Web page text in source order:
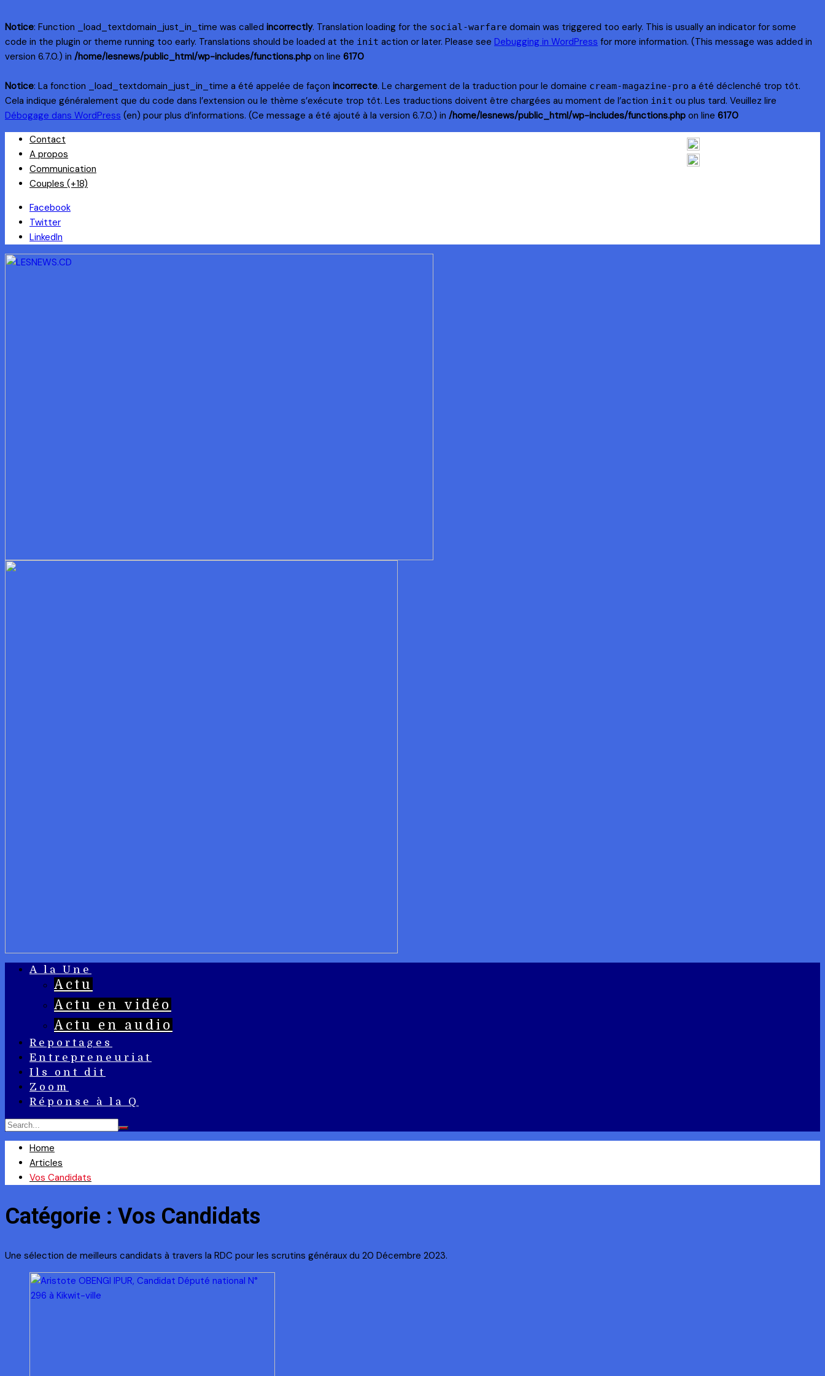
Notice: Function _load_textdomain_just_in_time was called incorrectly. Translation loading for the social-warfare domain was triggered too early. This is usually an indicator for some
code in the plugin or theme running too early. Translations should be loaded at the init action or later. Please see Debugging in WordPress for more information. (This message was added in
version 6.7.0.) in /home/lesnews/public_html/wp-includes/functions.php on line 6170
Notice: La fonction _load_textdomain_just_in_time a été appelée de façon incorrecte. Le chargement de la traduction pour le domaine cream-magazine-pro a été déclenché trop tôt.
Cela indique généralement que du code dans l’extension ou le thème s’exécute trop tôt. Les traductions doivent être chargées au moment de l’action init ou plus tard. Veuillez lire
Débogage dans WordPress (en) pour plus d’informations. (Ce message a été ajouté à la version 6.7.0.) in /home/lesnews/public_html/wp-includes/functions.php on line 6170
Skip
content
Contact
A propos
Communication
Couples (+18)
Facebook
Twitter
LinkedIn
A la Une
Actu
Actu en vidéo
Actu en audio
Reportages
Entrepreneuriat
Ils ont dit
Zoom
Réponse à la Q
Home
Articles
Vos Candidats
Catégorie : Vos Candidats
Une sélection de meilleurs candidats à travers la RDC pour les scrutins généraux du 20 Décembre 2023.